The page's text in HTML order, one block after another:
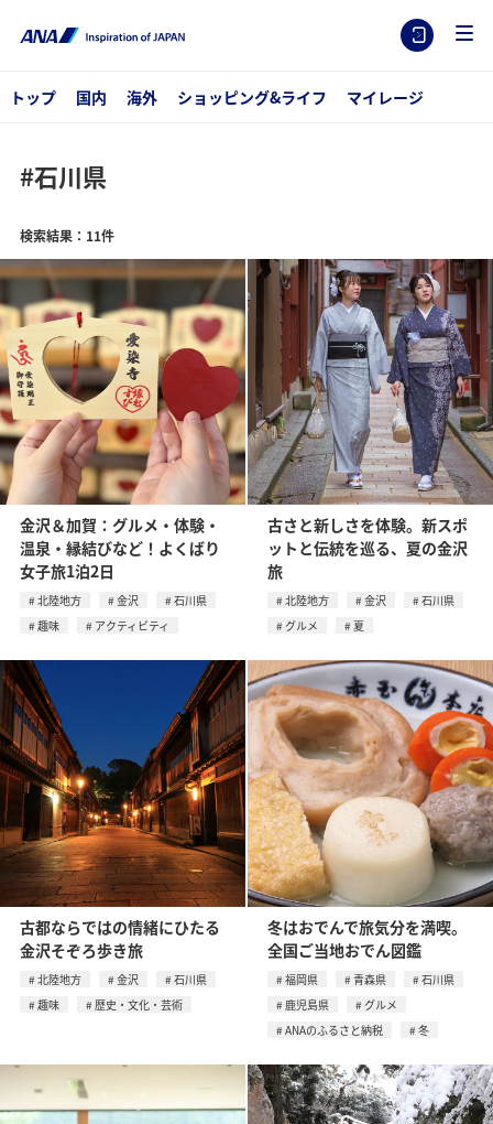
トップ 国内 海外 ショッピング&ライフ マイレージ
#石川県
検索結果：11件
金沢＆加賀：グルメ・体験・
温泉・縁結びなど！よくばり
女子旅1泊2日
北陸地方 金沢
石川県
趣味
アクティビティ
古さと新しさを体験。新スポ
ットと伝統を巡る、夏の金沢
旅
北陸地方 金沢
石川県
グルメ
夏
古都ならではの情緒にひたる
金沢そぞろ歩き旅
北陸地方 金沢
石川県
趣味
歴史・文化・芸術
冬はおでんで旅気分を満喫。
全国ご当地おでん図鑑
福岡県 青森県
石川県
鹿児島県
グルメ
ANAのふるさと納税
冬